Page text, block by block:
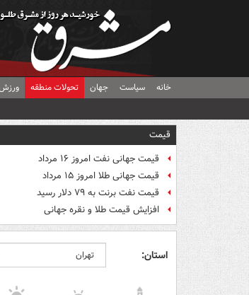
خانه سیاست جهان تحولات منطقه
قیمت
قیمت جهانی نفت امروز ۱۶ مرداد
قیمت جهانی طلا امروز ۱۵ مرداد
قیمت نفت برنت به ۷۹ دلار رسید
افزایش قیمت طلا و نقره جهانی
استان: